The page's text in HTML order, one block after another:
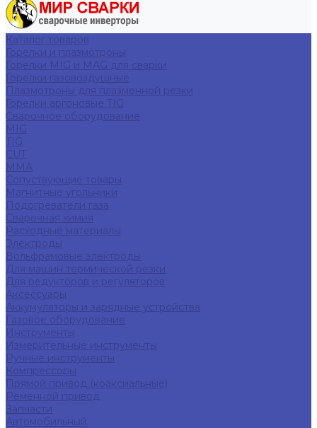
Каталог товаров
Горелки и плазмотроны
Горелки MIG и MAG для сварки
Горелки газовоздушные
Плазмотроны для плазменной резки
Горелки аргоновые TIG
Сварочное оборудование
MIG
TIG
CUT
ММА
Сопуствующие товары
Магнитные угольники
Подогреватели газа
Сварочная химия
Расходные материалы
Электроды
Вольфрамовые электроды
Для машин термической резки
Для редукторов и регуляторов
Аксессуары
Аккумуляторы и зарядные устройства
Газовое оборудование
Инструменты
Измерительные инструменты
Ручные инструменты
Компрессоры
Прямой привод (коаксиальные)
Ременной привод
Запчасти
Автомобильный